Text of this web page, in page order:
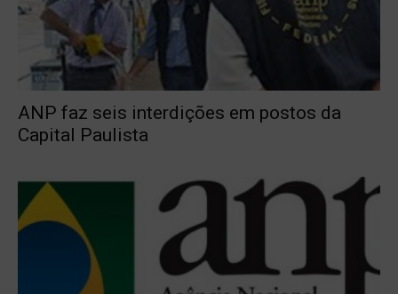
ANP faz seis interdições em postos da
Capital Paulista